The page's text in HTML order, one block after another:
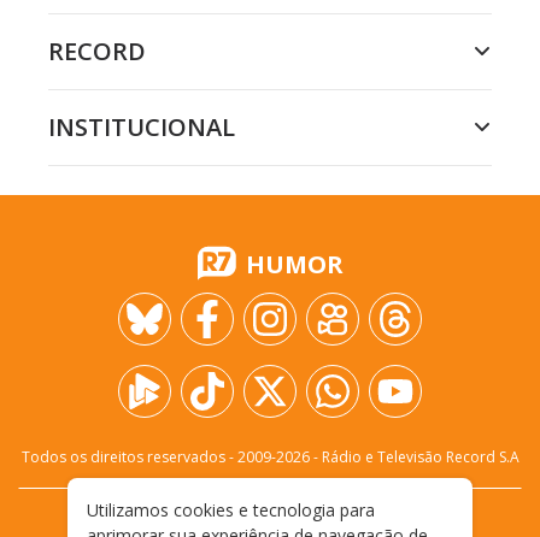
RECORD
INSTITUCIONAL
HUMOR
Todos os direitos reservados - 2009-2026- Rádio e Televisão Record S.A
FALE CONOSCO PRIVACIDADE
Utilizamos cookies e tecnologia para